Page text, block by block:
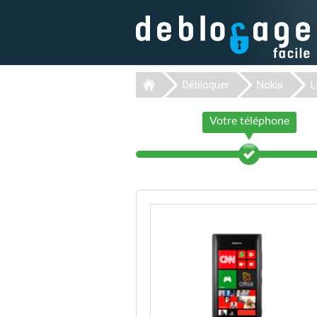
Débloquer Nokia
Votre téléphone